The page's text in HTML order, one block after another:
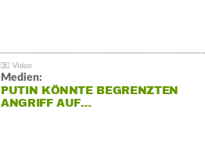
Medien:
PUTIN KÖNNTE BEGRENZTEN
ANGRIFF AUF…